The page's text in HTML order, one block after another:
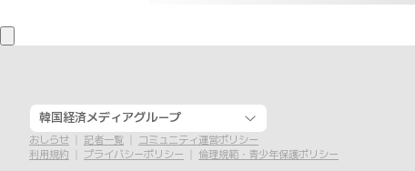
韓国経済メディアグループ
おしらせ 記者一覧
コミュニティ運営ポリシー
利用規約
プライバシーポリシー 倫理規範・青少年保護ポリシー